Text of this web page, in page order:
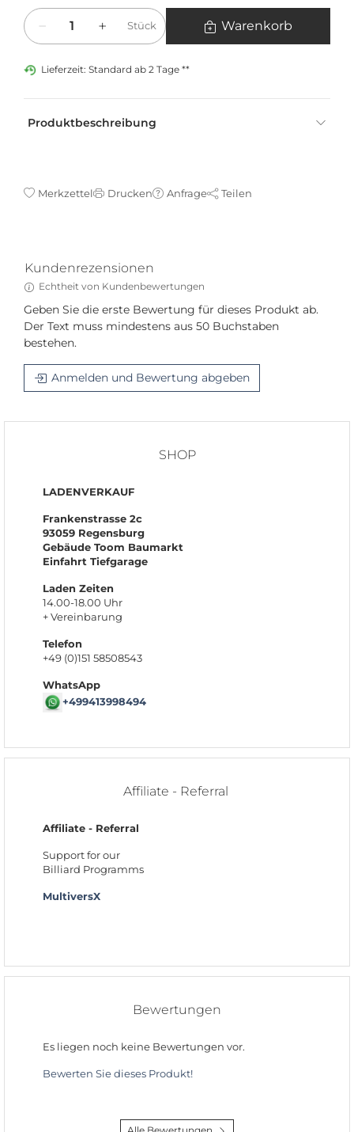
Menge
Stück Warenkorb
Lieferzeit: Standard ab 2 Tage **
Produktbeschreibung
Merkzettel Drucken Anfrage Teilen
Kundenrezensionen
Echtheit von Kundenbewertungen
Geben Sie die erste Bewertung für dieses Produkt ab.
Der Text muss mindestens aus 50 Buchstaben
bestehen.
Anmelden und Bewertung abgeben
SHOP
LADENVERKAUF
Frankenstrasse 2c
93059 Regensburg
Gebäude Toom Baumarkt
Einfahrt Tiefgarage
Laden Zeiten
14.00-18.00 Uhr
+ Vereinbarung
Telefon
+49 (0)151 58508543
WhatsApp
+499413998494
Affiliate - Referral
Affiliate - Referral
Support for our
Billiard Programms
MultiversX
Bewertungen
Es liegen noch keine Bewertungen vor.
Bewerten Sie dieses Produkt!